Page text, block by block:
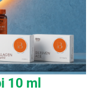
10 ml